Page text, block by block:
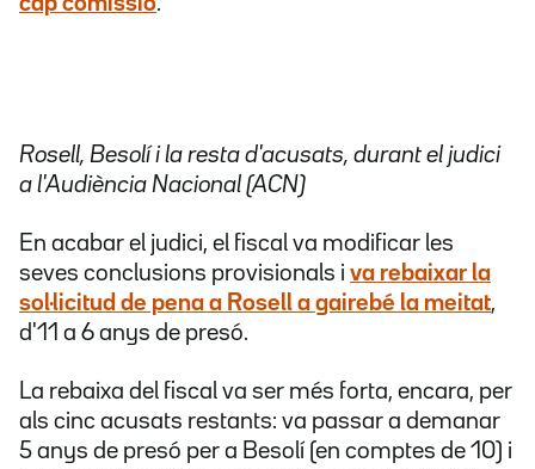
Rosell, Besolí i la resta d'acusats, durant el judici
a l'Audiència Nacional (ACN)
En acabar el judici, el fiscal va modificar les
seves conclusions provisionals i va rebaixar la
sol·licitud de pena a Rosell a gairebé la meitat,
d'11 a 6 anys de presó.
La rebaixa del fiscal va ser més forta, encara, per
als cinc acusats restants: va passar a demanar
5 anys de presó per a Besolí (en comptes de 10) i